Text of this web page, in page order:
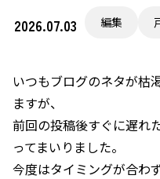
2026.07.03 編集
いつもブログのネタが枯
ますが、
前回の投稿後すぐに遅れ
ってまいりました。
今度はタイミングが合わ